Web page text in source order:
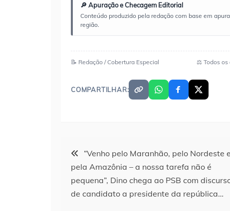
🔎 Apuração e Checagem Editorial
Conteúdo produzido pela redação com base em
região.
📝 Redação / Cobertura Especial ⚖️ Todos os
COMPARTILHAR:
Navegação
de
“Venho pelo Maranhão, pelo Nordeste e
pela Amazônia – a nossa tarefa não é
pequena”, Dino chega ao PSB com
de candidato a presidente da república…